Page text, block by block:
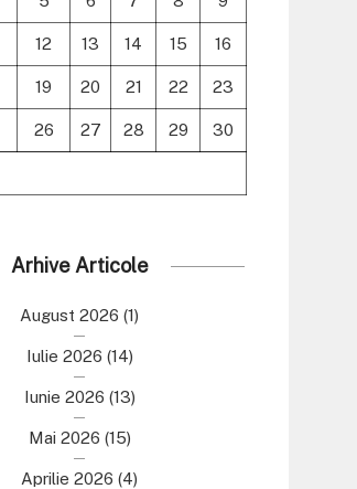
12 13 14 15 16
19 20 21 22 23
26 27 28 29 30
Arhive Articole
August 2026 (1)
Iulie 2026 (14)
Iunie 2026 (13)
Mai 2026 (15)
Aprilie 2026 (4)